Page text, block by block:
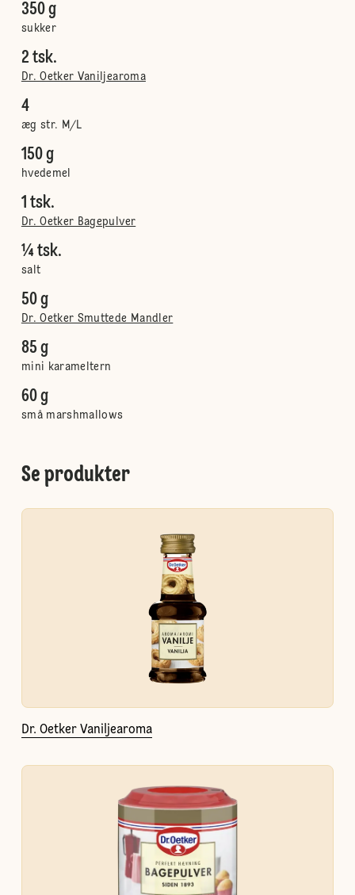
350 g
sukker
2 tsk.
Dr. Oetker Vaniljearoma
4
æg str. M/L
150 g
hvedemel
1 tsk.
Dr. Oetker Bagepulver
¼ tsk.
salt
50 g
Dr. Oetker Smuttede Mandler
85 g
mini karameltern
60 g
små marshmallows
Se produkter
Dr. Oetker Vaniljearoma